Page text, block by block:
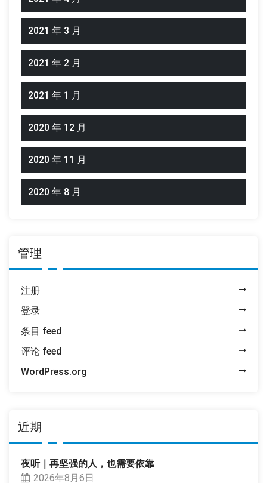
2021 年 3 月
2021 年 2 月
2021 年 1 月
2020 年 12 月
2020 年 11 月
2020 年 8 月
管理
注册
登录
条目 feed
评论 feed
WordPress.org
近期
夜听｜再坚强的人，也需要依靠
2026年8月6日